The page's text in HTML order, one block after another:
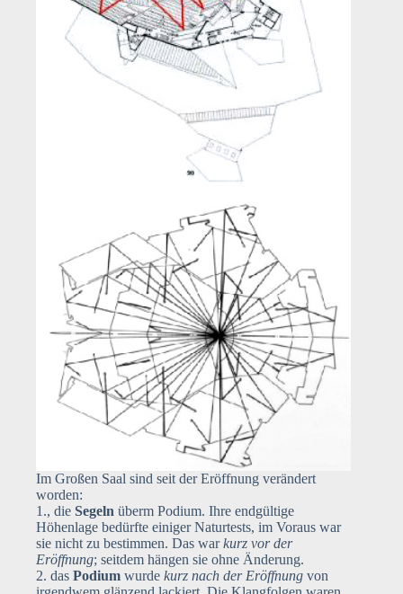
Im Großen Saal sind seit der Eröffnung verändert
worden:
1., die Segeln überm Podium. Ihre endgültige
Höhenlage bedürfte einiger Naturtests, im Voraus war
sie nicht zu bestimmen. Das warkurz vor der
Eröffnung; seitdem hängen sie ohne Änderung.
2. das Podium wurde kurz nach der Eröffnung von